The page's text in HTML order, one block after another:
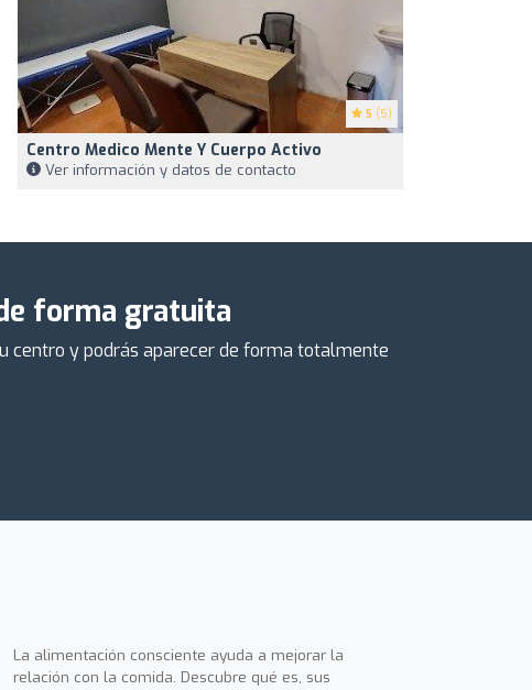
5 (5)
Centro Medico Mente Y Cuerpo Activo
Ver información y datos de contacto
forma gratuita
centro y podrás aparecer de forma totalmente
La alimentación consciente ayuda a mejorar la
relación con la comida. Descubre qué es, sus